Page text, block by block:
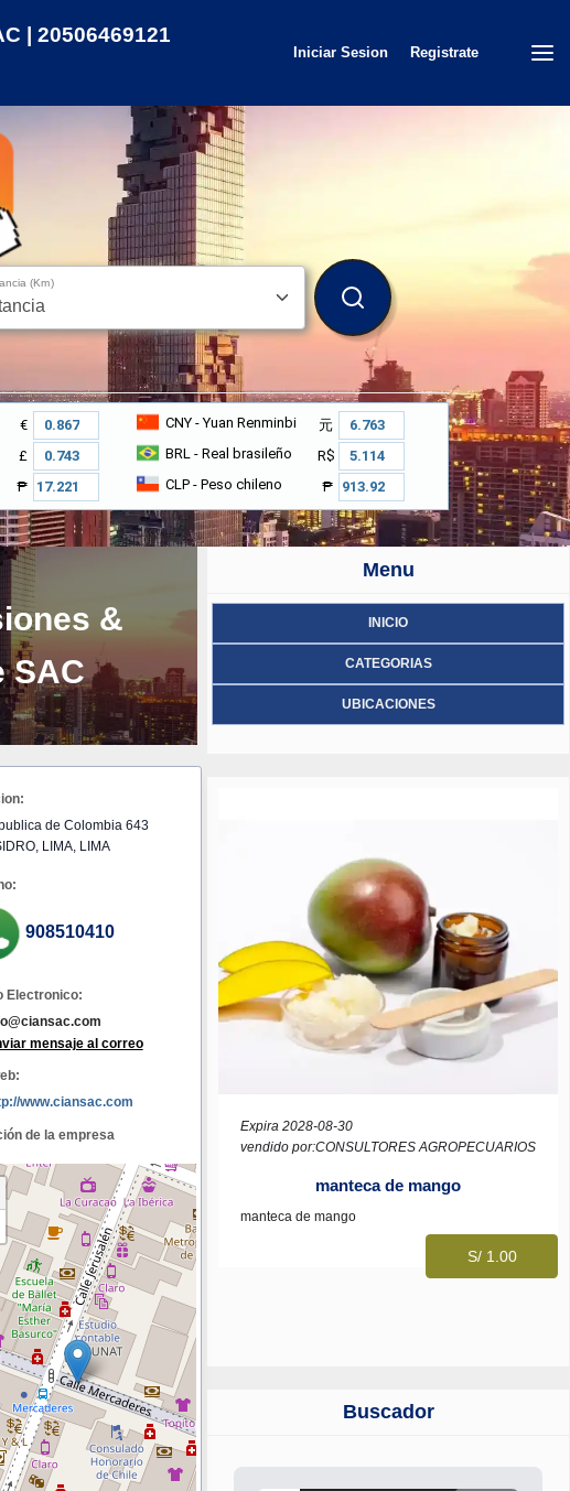
| 20506469121
Iniciar Sesion Registrate
(Km)
BUSCAR
€ CNY- Yuan Renminbi
元
£ BRL - Real brasileño
R$
₱ CLP- Peso chileno ₱
&
SAC
de Colombia 643
LIMA, LIMA
908510410
Electronico:
mensaje al correo
www.ciansac.com
de la empresa
Menu
INICIO
CATEGORIAS
UBICACIONES
Expira 2028-08-30
vendido por:CONSULTORES AGROPECUARIOS
manteca de mango
manteca de mango
S/ 1.00
Buscador